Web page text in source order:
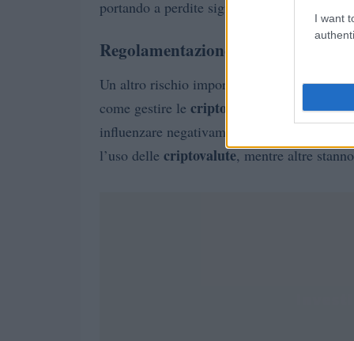
I want
portando a perdite significative per gli
Regolamentazione e sicurezza
Un altro rischio importante è la
come gestire le criptovalute
, e le
influenzare negativamente il mercato e la
l’uso delle criptovalute, mentre altre